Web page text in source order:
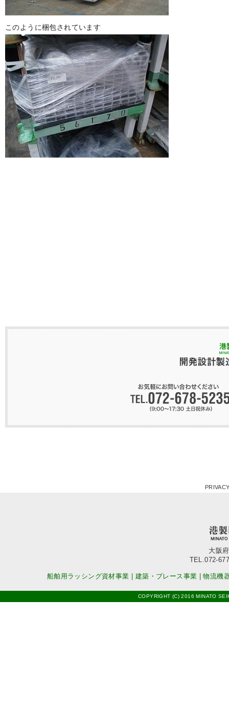
このように梱包されています
大阪
TEL.072-
船舶用ラッシング資材事業 建築・ブレース事業 |物流機
COPYRIGHT (C) 2016 MINATO